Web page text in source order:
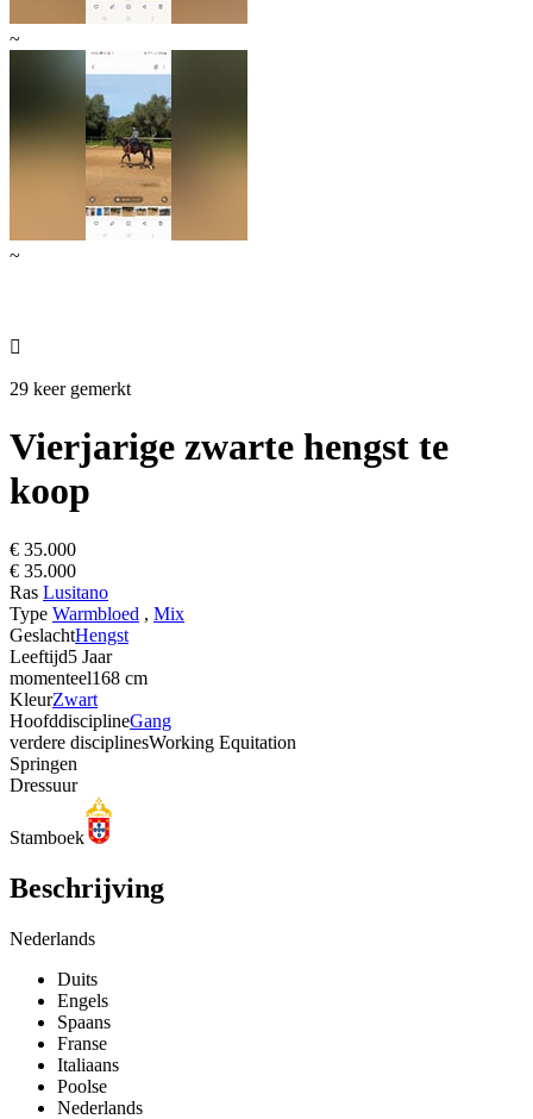
~
~

29 keer gemerkt
Vierjarige zwarte hengst te
koop
€ 35.000
€ 35.000
Ras Lusitano
Type Warmbloed , Mix
GeslachtHengst
Leeftijd5 Jaar
momenteel168 cm
KleurZwart
HoofddisciplineGang
verdere disciplinesWorking Equitation
Springen
Dressuur
Stamboek
Beschrijving
Nederlands
Duits
Engels
Spaans
Franse
Italiaans
Poolse
Nederlands